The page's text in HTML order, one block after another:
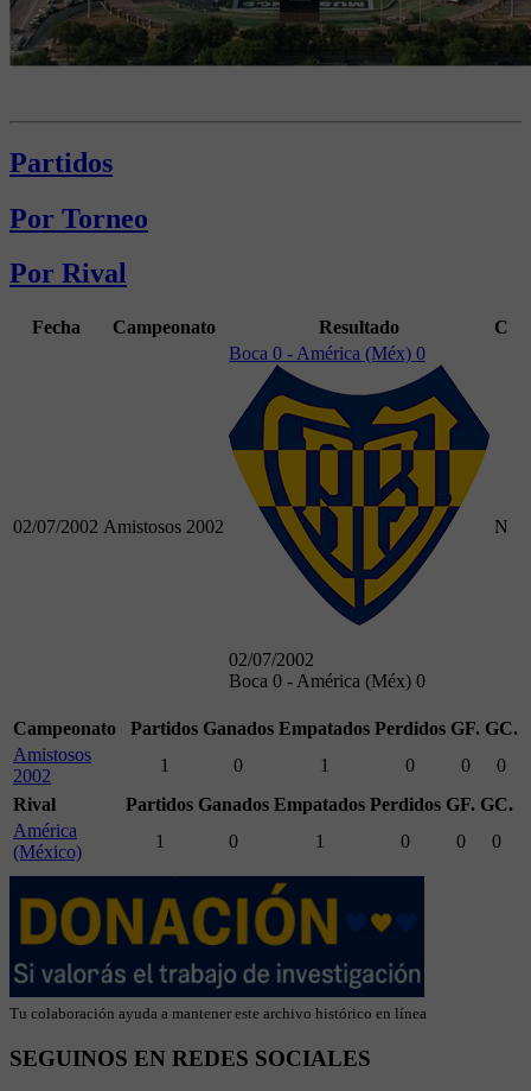
Partidos
Por Torneo
Por Rival
Fecha Campeonato Resultado C
02/07/2002 Amistosos 2002
Boca 0 - América (Méx) 0
02/07/2002
Boca 0 - América (Méx) 0
N
Campeonato Partidos Ganados Empatados Perdidos GF. GC.
Amistosos
2002
1 0 1 0 0
0
Rival
Partidos Ganados Empatados Perdidos GF. GC.
América
(México)
1 0 1 0 0 0
Tu colaboración ayuda a mantener este archivo histórico en línea
SEGUINOS EN REDES SOCIALES